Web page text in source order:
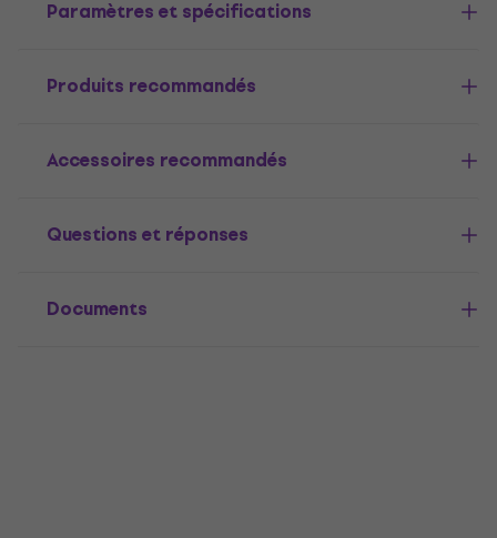
Paramètres et spécifications
Produits recommandés
Accessoires recommandés
Questions et réponses
Documents